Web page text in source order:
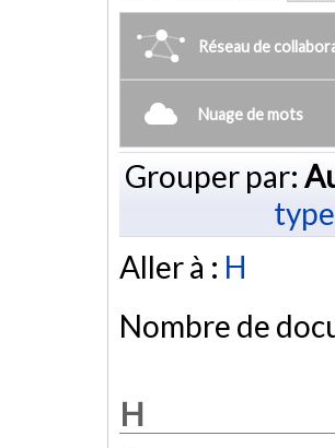
Réseau de
Nuage de mots
Grouper par:
Aller à : H
Nombre de
H